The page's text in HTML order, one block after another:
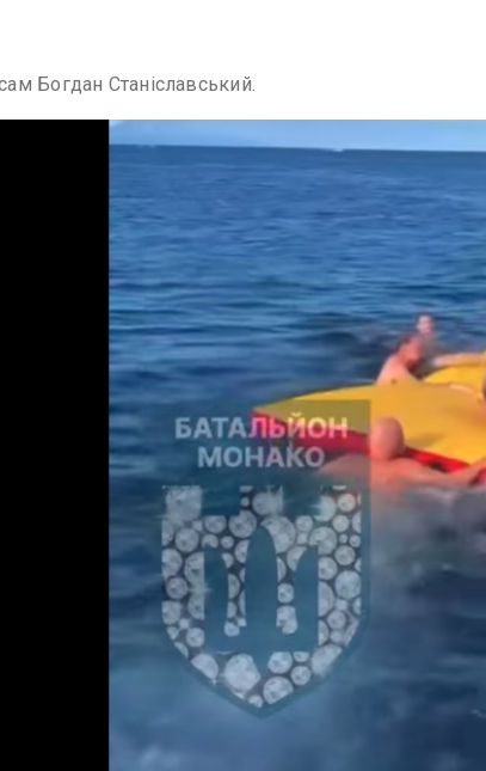
Богдан Станіславський.